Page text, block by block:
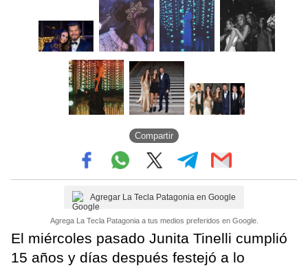
Compartir
Agregar La Tecla Patagonia en Google
Agrega La Tecla Patagonia a tus medios preferidos en Google.
El miércoles pasado Junita Tinelli cumplió
15 años y días después festejó a lo